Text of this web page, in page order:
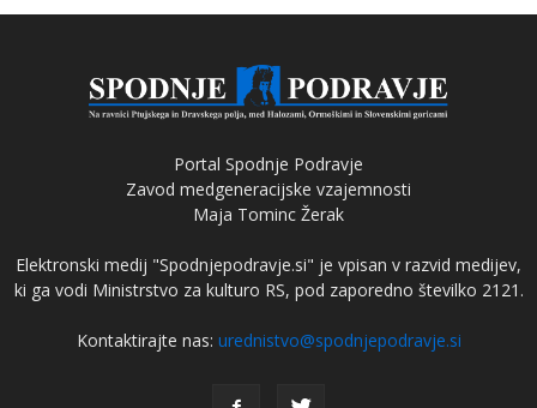
Portal Spodnje Podravje
Zavod medgeneracijske vzajemnosti
Maja Tominc Žerak
Elektronski medij "Spodnjepodravje.si" je vpisan v razvid medijev,
ki ga vodi Ministrstvo za kulturo RS, pod zaporedno številko 2121.
Kontaktirajte nas: urednistvo@spodnjepodravje.si